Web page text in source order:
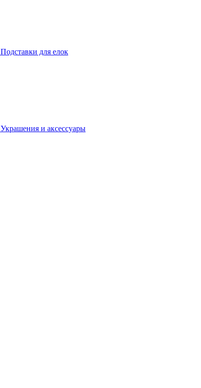
Подставки для елок
Украшения и аксессуары